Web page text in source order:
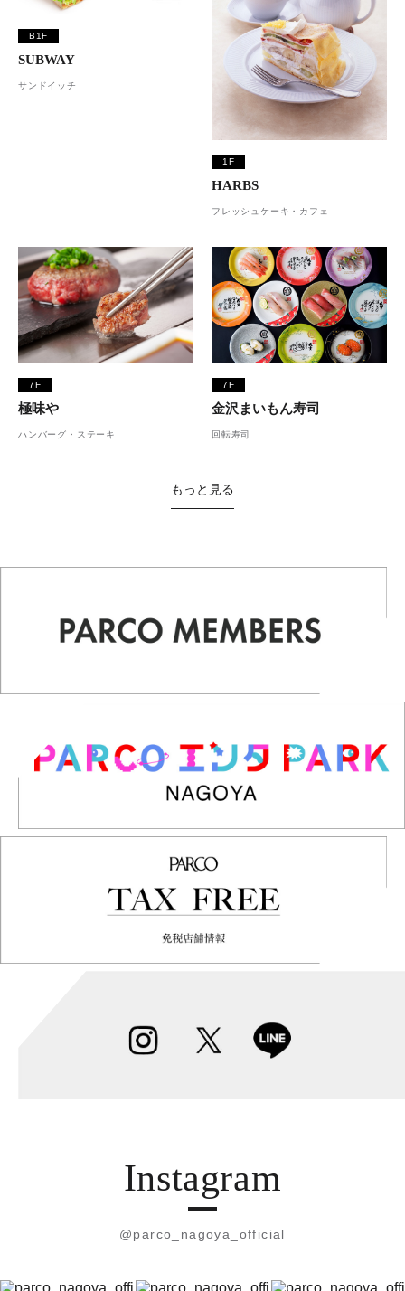
B1F
SUBWAY
サンドイッチ
1F
HARBS
フレッシュケーキ・カフェ
7F
極味や
ハンバーグ・ステーキ
7F
金沢まいもん寿司
回転寿司
もっと見る
Instagram
@parco_nagoya_official